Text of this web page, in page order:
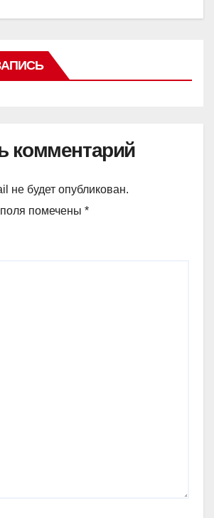
комментарий
не будет опубликован.
помечены *